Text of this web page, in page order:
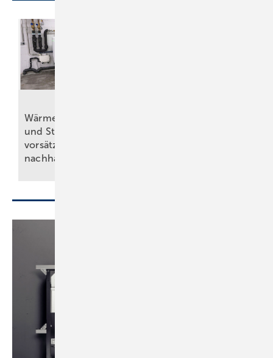
Wärme, Kälte, Wasser
und Strom –
vorsätzlich
nachhaltig